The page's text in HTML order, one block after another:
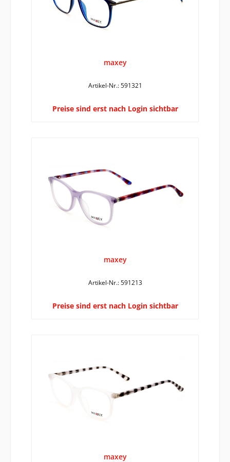
maxey
Artikel-Nr.: 591321
Preise sind erst nach Login sichtbar
maxey
Artikel-Nr.: 591213
Preise sind erst nach Login sichtbar
maxey